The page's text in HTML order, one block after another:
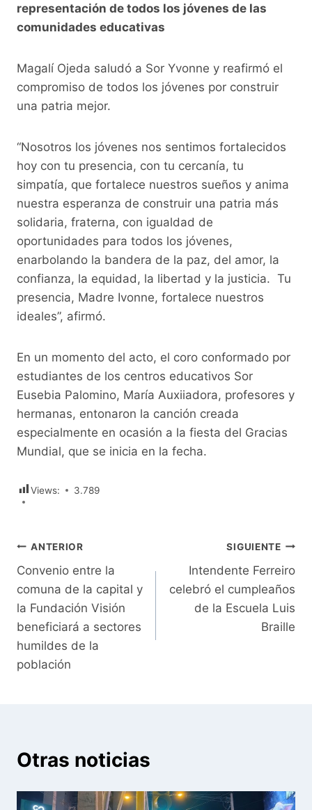
representación de todos los jóvenes de las
comunidades educativas
Magalí Ojeda saludó a Sor Yvonne y reafirmó el
compromiso de todos los jóvenes por construir
una patria mejor.
“Nosotros los jóvenes nos sentimos fortalecidos
hoy con tu presencia, con tu cercanía, tu
simpatía, que fortalece nuestros sueños y anima
nuestra esperanza de construir una patria más
solidaria, fraterna, con igualdad de
oportunidades para todos los jóvenes,
enarbolando la bandera de la paz, del amor, la
confianza, la equidad, la libertad y la justicia. Tu
presencia, Madre Ivonne, fortalece nuestros
ideales”, afirmó.
En un momento del acto, el coro conformado por
estudiantes de los centros educativos Sor
Eusebia Palomino, María Auxiiadora, profesores y
hermanas, entonaron la canción creada
especialmente en ocasión a la fiesta del Gracias
Mundial, que se inicia en la fecha.
Views: 3.789
Navegación
de
entradas
ANTERIOR
Convenio entre la
comuna de la capital y
la Fundación Visión
beneficiará a sectores
humildes de la
población
SIGUIENTE
Intendente Ferreiro
celebró el cumpleaños
de la Escuela Luis
Braille
Otras noticias